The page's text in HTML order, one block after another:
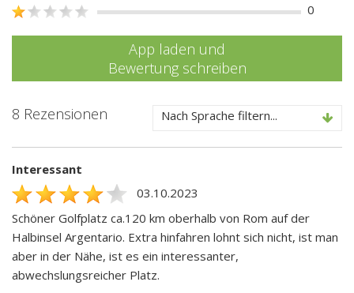
0
App laden und
Bewertung schreiben
8 Rezensionen Nach Sprache filtern...
Interessant
03.10.2023
Schöner Golfplatz ca.120 km oberhalb von Rom auf der
Halbinsel Argentario. Extra hinfahren lohnt sich nicht, ist man
aber in der Nähe, ist es ein interessanter,
abwechslungsreicher Platz.